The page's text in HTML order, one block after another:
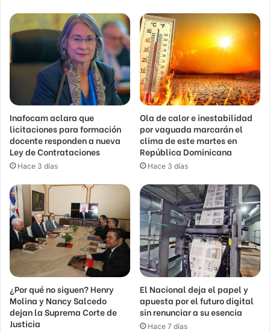
Inafocam aclara que
licitaciones para formación
docente responden a nueva
Ley de Contrataciones
Hace 3 días
Ola de calor e inestabilidad
por vaguada marcarán el
clima de este martes en
República Dominicana
Hace 3 días
¿Por qué no siguen? Henry
Molina y Nancy Salcedo
dejan la Suprema Corte de
Justicia
El Nacional deja el papel y
apuesta por el futuro digital
sin renunciar a su esencia
Hace 7 días